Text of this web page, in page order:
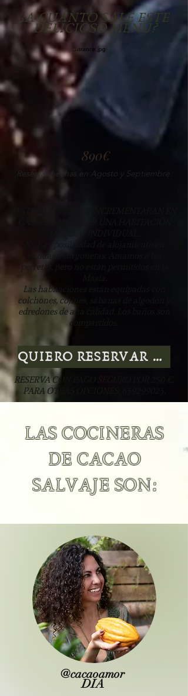
¿A CUÁNTO SALE ESTE
DELICIOSO MENÚ?
890€
Reservas hechas en Agosto y Septiembre.
perretes, pero no están permitidos en la
Las habitaciones están equipadas con
colchones, cojines, sábanas de algodón y
edredones de alta calidad. Los baños son
compartidos.
QUIERO RESERVAR MI PLATO EN LA MESA
RESERVA CON PAGO SEGURO POR 250 €.
PARA OTRAS OPCIONES:
LAS COCINERAS
DE CACAO
SALVAJE SON:
@cacaoamor
DIA